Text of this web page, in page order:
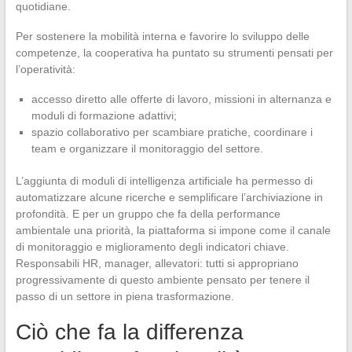
quotidiane.
Per sostenere la mobilità interna e favorire lo sviluppo delle
competenze, la cooperativa ha puntato su strumenti pensati per
l’operatività:
accesso diretto alle offerte di lavoro, missioni in alternanza e
moduli di formazione adattivi;
spazio collaborativo per scambiare pratiche, coordinare i
team e organizzare il monitoraggio del settore.
L’aggiunta di moduli di intelligenza artificiale ha permesso di
automatizzare alcune ricerche e semplificare l’archiviazione in
profondità. E per un gruppo che fa della performance
ambientale una priorità, la piattaforma si impone come il canale
di monitoraggio e miglioramento degli indicatori chiave.
Responsabili HR, manager, allevatori: tutti si appropriano
progressivamente di questo ambiente pensato per tenere il
passo di un settore in piena trasformazione.
Ciò che fa la differenza